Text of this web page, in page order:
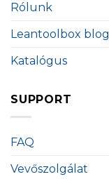
Rólunk
Leantoolbox blog
Katalógus
SUPPORT
FAQ
Vevőszolgálat